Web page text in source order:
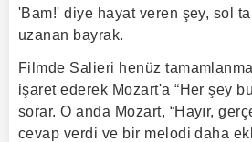
'Bam!' diye hayat veren şey, sol
uzanan bayrak.
Filmde Salieri henüz
işaret ederek Mozart'a “Her şey
sorar. O anda Mozart, “Hayır,
cevap verdi ve bir melodi daha